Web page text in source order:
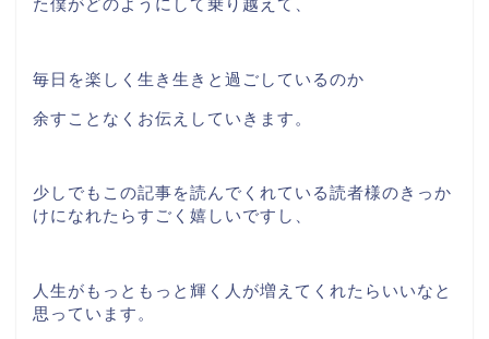
た僕がどのようにして乗り越えて、
毎日を楽しく生き生きと過ごしているのか
余すことなくお伝えしていきます。
少しでもこの記事を読んでくれている読者様のきっか
けになれたらすごく嬉しいですし、
人生がもっともっと輝く人が増えてくれたらいいなと
思っています。